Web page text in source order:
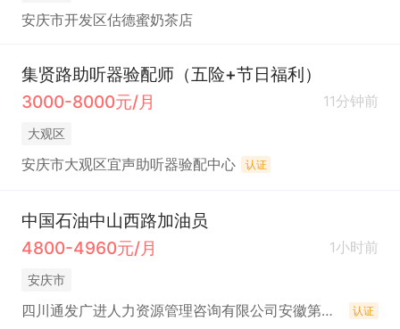
安庆市开发区估德蜜奶茶店
集贤路助听器验配师（五险+节日福利）
3000-8000元/月
11分钟前
大观区
安庆市大观区宜声助听器验配中心 认证
中国石油中山西路加油员
4800-4960元/月
1小时前
安庆市
四川通发广进人力资源管理咨询有限公司安徽第一分公司 认证